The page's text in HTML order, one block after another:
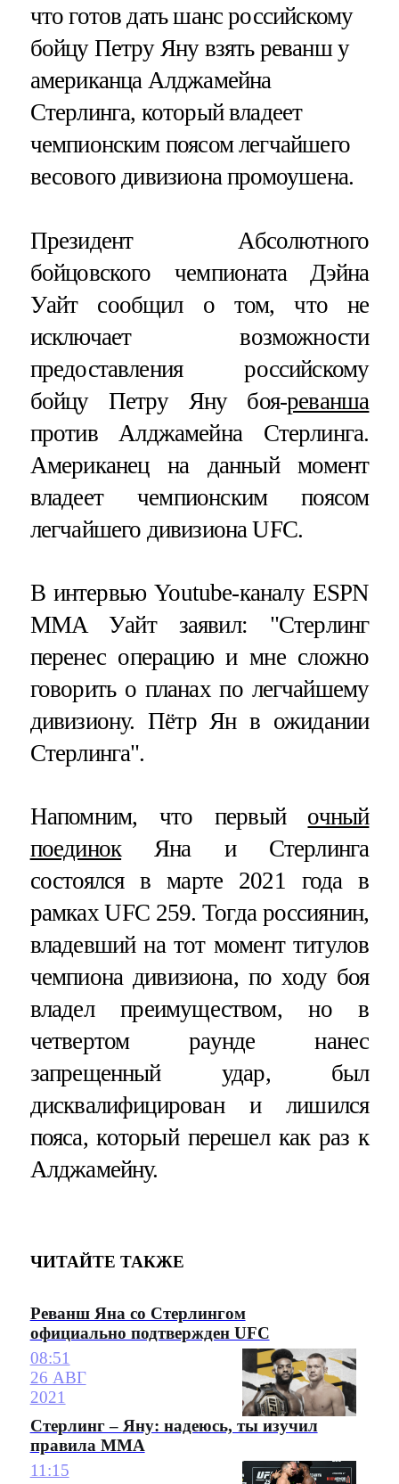
что готов дать шанс российскому
бойцу Петру Яну взять реванш у
американца Алджамейна
Стерлинга, который владеет
чемпионским поясом легчайшего
весового дивизиона промоушена.
Президент Абсолютного
бойцовского чемпионата Дэйна
Уайт сообщил о том, что не
исключает возможности
предоставления российскому
бойцу Петру Яну боя-реванша
против Алджамейна Стерлинга.
Американец на данный момент
владеет чемпионским поясом
легчайшего дивизиона UFC.
В интервью Youtube-каналу ESPN
MMA Уайт заявил: "Стерлинг
перенес операцию и мне сложно
говорить о планах по легчайшему
дивизиону. Пётр Ян в ожидании
Стерлинга".
Напомним, что первый очный
поединокЯна и Стерлинга
состоялся в марте 2021 года в
рамках UFC 259. Тогда россиянин,
владевший на тот момент титулов
чемпиона дивизиона, по ходу боя
владел преимуществом, но в
четвертом раунде нанес
запрещенный удар, был
дисквалифицирован и лишился
пояса, который перешел как раз к
Алджамейну.
ЧИТАЙТЕ ТАКЖЕ
Реванш Яна со Стерлингом
официально подтвержден UFC
08:51
26 АВГ
2021
Стерлинг – Яну: надеюсь, ты изучил
правила ММА
11:15